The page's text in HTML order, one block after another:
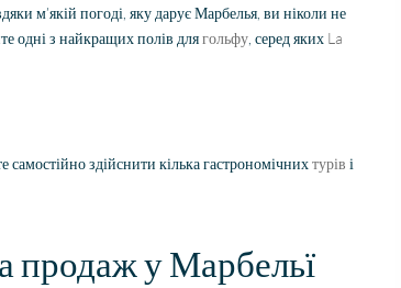
м’якій погоді, яку дарує Марбелья, ви ніколи не
одні з найкращих полів длягольфу , серед яких La
самостійно здійснити кілька гастрономічнихтурів і
продаж у Марбельї